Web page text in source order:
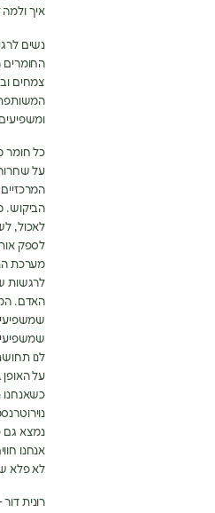
איך ולמה
נשים
החומרים
צמחים
המשותפת
כל חומר
על שחרור
הביקוש.
לאכול,
לספק
מערכת
לרגשות
האדם.
לנו
על
כשאנחנו
נמצא גם
אנחנו
לא פלא
רונית דור